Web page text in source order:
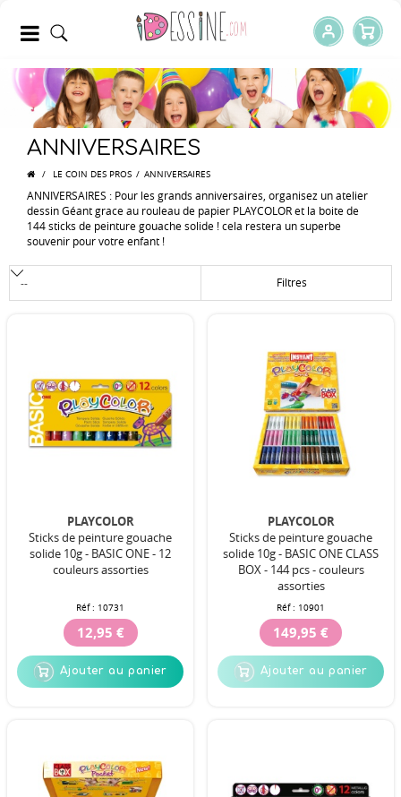
ANNIVERSAIRES
/ LE COIN DES PROS / ANNIVERSAIRES
ANNIVERSAIRES : Pour les grands anniversaires, organisez un atelier
dessin Géant grace au rouleau de papier PLAYCOLOR et la boite de
144 sticks de peinture gouache solide ! cela restera un superbe
souvenir pour votre enfant !
Filtres
PLAYCOLOR
Sticks de peinture gouache
solide 10g - BASIC ONE - 12
couleurs assorties
Réf : 10731
12,95 €
Ajouter au panier
PLAYCOLOR
Sticks de peinture gouache
solide 10g - BASIC ONE CLASS
BOX - 144 pcs - couleurs
assorties
Réf : 10901
149,95 €
Ajouter au panier